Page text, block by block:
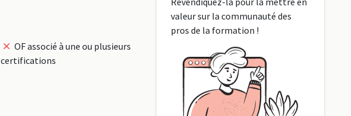
OF associé à une ou plusieurs
certifications
valeur sur la communauté des
pros de la formation !